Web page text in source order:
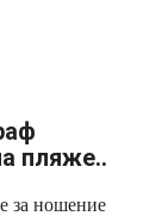
пляже..
за ношение